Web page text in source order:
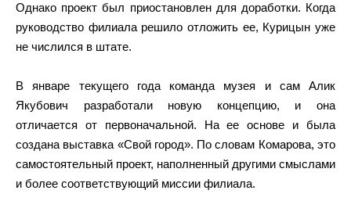
Однако проект был приостановлен для доработки. Когда
руководство филиала решило отложить ее, Курицын уже
не числился в штате.
В январе текущего года команда музея и сам Алик
Якубович разработали новую концепцию, и она
отличается от первоначальной. На ее основе и была
создана выставка «Свой город». По словам Комарова, это
самостоятельный проект, наполненный другими смыслами
и более соответствующий миссии филиала.